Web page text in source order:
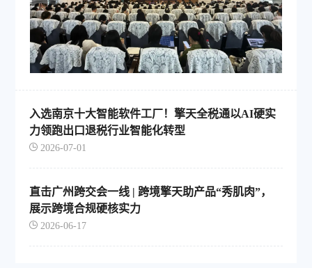
入选南京十大智能软件工厂！擎天全税通以AI硬实
力领跑出口退税行业智能化转型
2026-07-01
直击广州跨交会一线 | 跨境擎天助产品“秀肌肉”，
展示跨境合规硬核实力
2026-06-17